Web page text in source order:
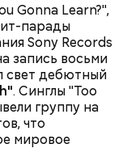
Gonna Learn?",
парады
Sony Records
запись восьми
свет дебютный
. Синглы "Too
группу на
что
мировое